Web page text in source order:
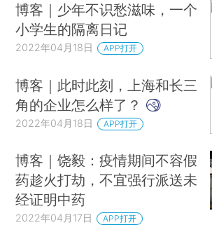
​博客｜少年不识愁滋味，一个
小学生的隔离日记
2022年04月18日 APP打开
博客｜此时此刻，上海和长三
角的企业怎么样了？
2022年04月18日 APP打开
博客｜饶毅：疫情期间不容假
药趁火打劫，不宜强行派送未
经证明中药
2022年04月17日 APP打开